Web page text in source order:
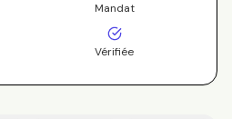
Mandat
Vérifiée